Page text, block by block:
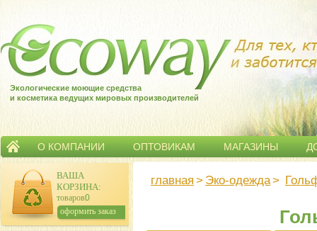
Экологические моющие средства
и косметика ведущих мировых производителей
О КОМПАНИИ ОПТОВИКАМ МАГАЗИНЫ
главная > Эко-одежда>
ВАША
КОРЗИНА:
товаров:0
сумма: 0р.
оформить заказ